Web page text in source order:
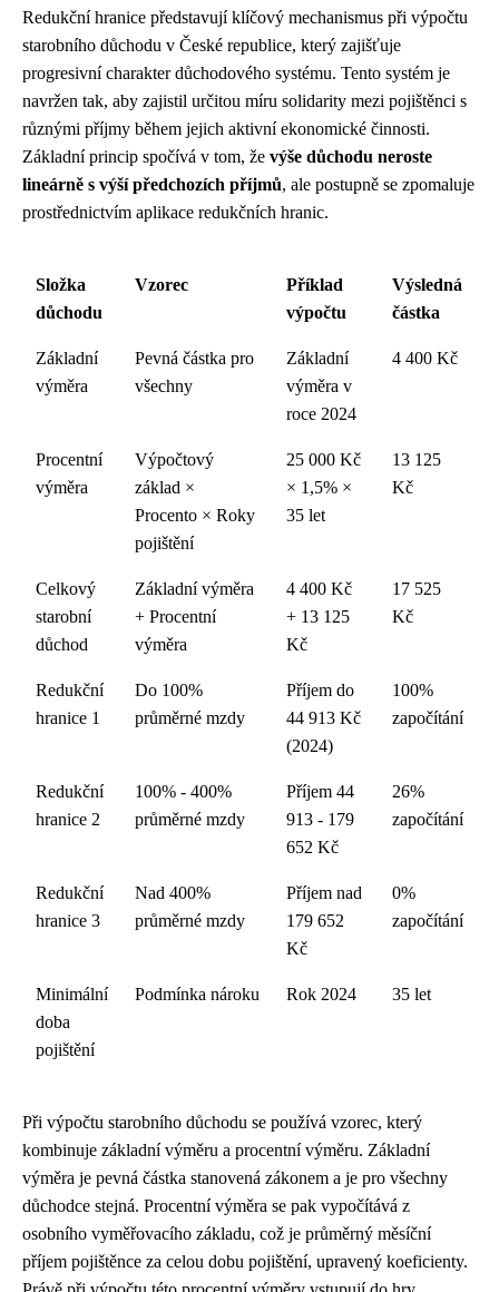
Redukční hranice představují klíčový mechanismus při výpočtu
starobního důchodu v České republice, který zajišťuje
progresivní charakter důchodového systému. Tento systém je
navržen tak, aby zajistil určitou míru solidarity mezi pojištěnci s
různými příjmy během jejich aktivní ekonomické činnosti.
Základní princip spočívá v tom, že výše důchodu neroste
lineárně s výší předchozích příjmů, ale postupně se zpomaluje
prostřednictvím aplikace redukčních hranic.
Složka
důchodu
Vzorec
Příklad
výpočtu
Výsledná
částka
Základní
výměra
Pevná částka pro
všechny
Základní
výměra v
roce 2024
4 400 Kč
Procentní
výměra
Výpočtový
základ ×
Procento × Roky
pojištění
25 000 Kč
× 1,5% ×
35 let
13 125
Kč
Celkový
starobní
důchod
Základní výměra
+ Procentní
výměra
4 400 Kč
+ 13 125
Kč
17 525
Kč
Redukční
hranice 1
Do 100%
průměrné mzdy
Příjem do
44 913 Kč
(2024)
100%
započítání
Redukční
hranice 2
100% - 400%
průměrné mzdy
Příjem 44
913 - 179
652 Kč
26%
započítání
Redukční
hranice 3
Nad 400%
průměrné mzdy
Příjem nad
179 652
Kč
0%
započítání
Minimální
doba
pojištění
Podmínka nároku Rok 2024 35 let
Při výpočtu starobního důchodu se používá vzorec, který
kombinuje základní výměru a procentní výměru. Základní
výměra je pevná částka stanovená zákonem a je pro všechny
důchodce stejná. Procentní výměra se pak vypočítává z
osobního vyměřovacího základu, což je průměrný měsíční
příjem pojištěnce za celou dobu pojištění, upravený koeficienty.